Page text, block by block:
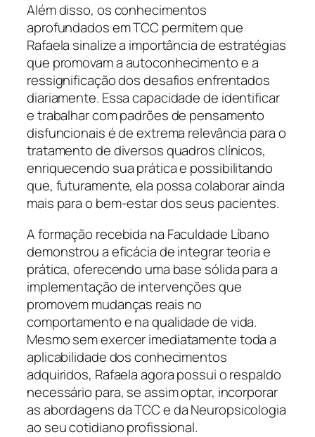
Além disso, os conhecimentos
aprofundados em TCC permitem que
Rafaela sinalize a importância de estratégias
que promovam a autoconhecimento e a
ressignificação dos desafios enfrentados
diariamente. Essa capacidade de identificar
e trabalhar com padrões de pensamento
disfuncionais é de extrema relevância para o
tratamento de diversos quadros clínicos,
enriquecendo sua prática e possibilitando
que, futuramente, ela possa colaborar ainda
mais para o bem-estar dos seus pacientes.
A formação recebida na Faculdade Líbano
demonstrou a eficácia de integrar teoria e
prática, oferecendo uma base sólida para a
implementação de intervenções que
promovem mudanças reais no
comportamento e na qualidade de vida.
Mesmo sem exercer imediatamente toda a
aplicabilidade dos conhecimentos
adquiridos, Rafaela agora possui o respaldo
necessário para, se assim optar, incorporar
as abordagens da TCC e da Neuropsicologia
ao seu cotidiano profissional.